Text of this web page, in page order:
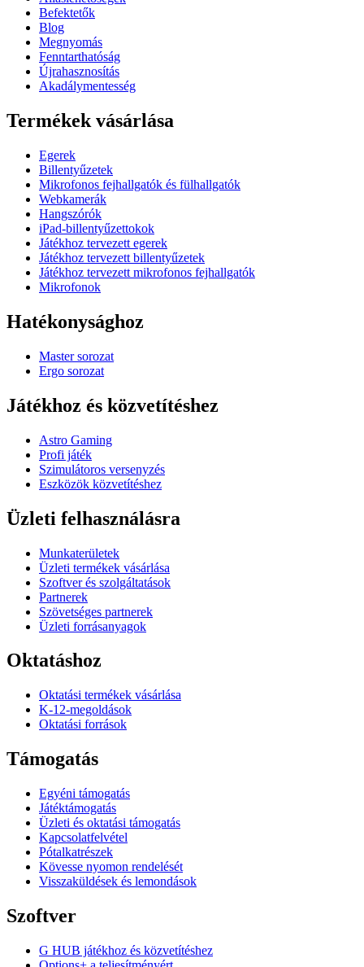
Befektetők
Blog
Megnyomás
Fenntarthatóság
Újrahasznosítás
Akadálymentesség
Termékek vásárlása
Egerek
Billentyűzetek
Mikrofonos fejhallgatók és fülhallgatók
Webkamerák
Hangszórók
iPad-billentyűzettokok
Játékhoz tervezett egerek
Játékhoz tervezett billentyűzetek
Játékhoz tervezett mikrofonos fejhallgatók
Mikrofonok
Hatékonysághoz
Master sorozat
Ergo sorozat
Játékhoz és közvetítéshez
Astro Gaming
Profi játék
Szimulátoros versenyzés
Eszközök közvetítéshez
Üzleti felhasználásra
Munkaterületek
Üzleti termékek vásárlása
Szoftver és szolgáltatások
Partnerek
Szövetséges partnerek
Üzleti forrásanyagok
Oktatáshoz
Oktatási termékek vásárlása
K-12-megoldások
Oktatási források
Támogatás
Egyéni támogatás
Játéktámogatás
Üzleti és oktatási támogatás
Kapcsolatfelvétel
Pótalkatrészek
Kövesse nyomon rendelését
Visszaküldések és lemondások
Szoftver
G HUB játékhoz és közvetítéshez